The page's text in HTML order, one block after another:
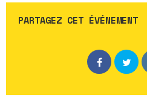
PARTAGEZ CET ÉVÉNEMENT